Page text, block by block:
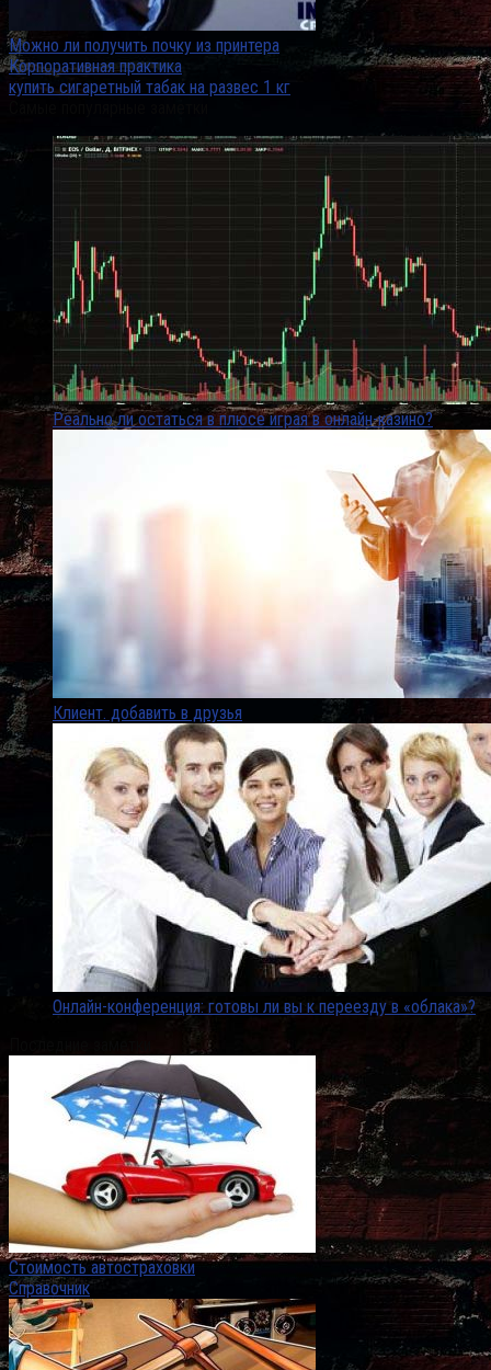
Можно ли получить почку из принтера
Корпоративная практика
купить сигаретный табак на развес 1 кг
Реально ли остаться в плюсе играя в онлайн-казино?
Клиент. добавить в друзья
Онлайн-конференция: готовы ли вы к переезду в «облака»?
Стоимость автостраховки
Справочник